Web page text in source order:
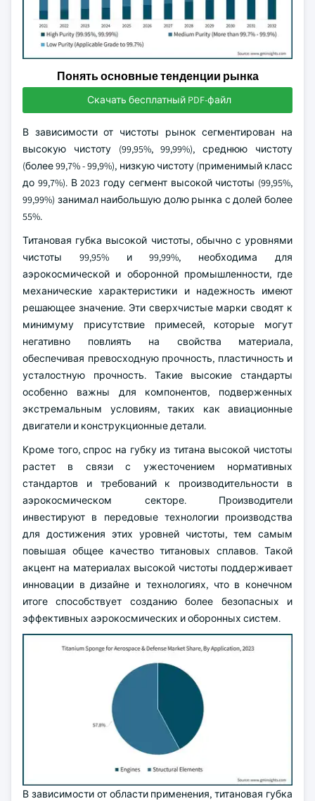
Понять основные тенденции рынка
Скачать бесплатный PDF-файл
В зависимости от чистоты рынок сегментирован на
высокую чистоту (99,95%, 99,99%), среднюю чистоту
(более 99,7% - 99,9%), низкую чистоту (применимый класс
до 99,7%). В 2023 году сегмент высокой чистоты (99,95%,
99,99%) занимал наибольшую долю рынка с долей более
55%.
Титановая губка высокой чистоты, обычно с уровнями
чистоты 99,95% и 99,99%, необходима для
аэрокосмической и оборонной промышленности, где
механические характеристики и надежность имеют
решающее значение. Эти сверхчистые марки сводят к
минимуму присутствие примесей, которые могут
негативно повлиять на свойства материала,
обеспечивая превосходную прочность, пластичность и
усталостную прочность. Такие высокие стандарты
особенно важны для компонентов, подверженных
экстремальным условиям, таких как авиационные
двигатели и конструкционные детали.
Кроме того, спрос на губку из титана высокой чистоты
растет в связи с ужесточением нормативных
стандартов и требований к производительности в
аэрокосмическом секторе. Производители
инвестируют в передовые технологии производства
для достижения этих уровней чистоты, тем самым
повышая общее качество титановых сплавов. Такой
акцент на материалах высокой чистоты поддерживает
инновации в дизайне и технологиях, что в конечном
итоге способствует созданию более безопасных и
эффективных аэрокосмических и оборонных систем.
В зависимости от области применения, титановая губка